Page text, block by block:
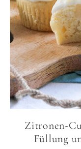
Zitronen-
Füllung